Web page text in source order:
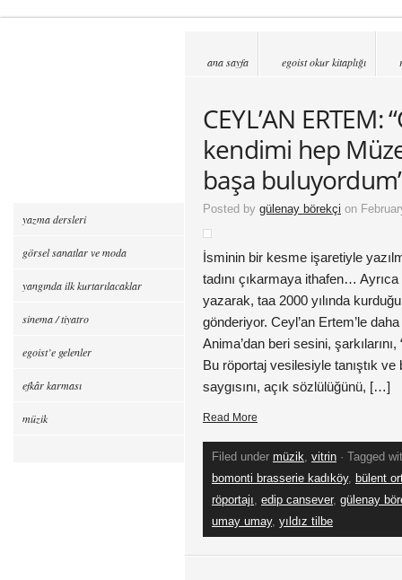
ana sayfa egoist okur kitaplığı
CEYL’AN
kendimi hep
başa
Posted by gülenay börekçi on
İsminin bir kesme işaretiyle
tadını çıkarmaya ithafen…
yazarak, taa 2000 yılında
gönderiyor. Ceyl’an Ertem’le
Anima’dan beri sesini,
Bu röportaj vesilesiyle tanıştık ve
saygısını, açık sözlülüğünü, […]
Read More
Filed under müzik, vitrin · Tagged
bomonti brasserie kadıköy, bülent
röportajı, edip cansever, gülenay
umay umay, yıldız tilbe
yazma dersleri
görsel sanatlar ve moda
yangında ilk kurtarılacaklar
sinema / tiyatro
egoist’e gelenler
efkâr karması
müzik